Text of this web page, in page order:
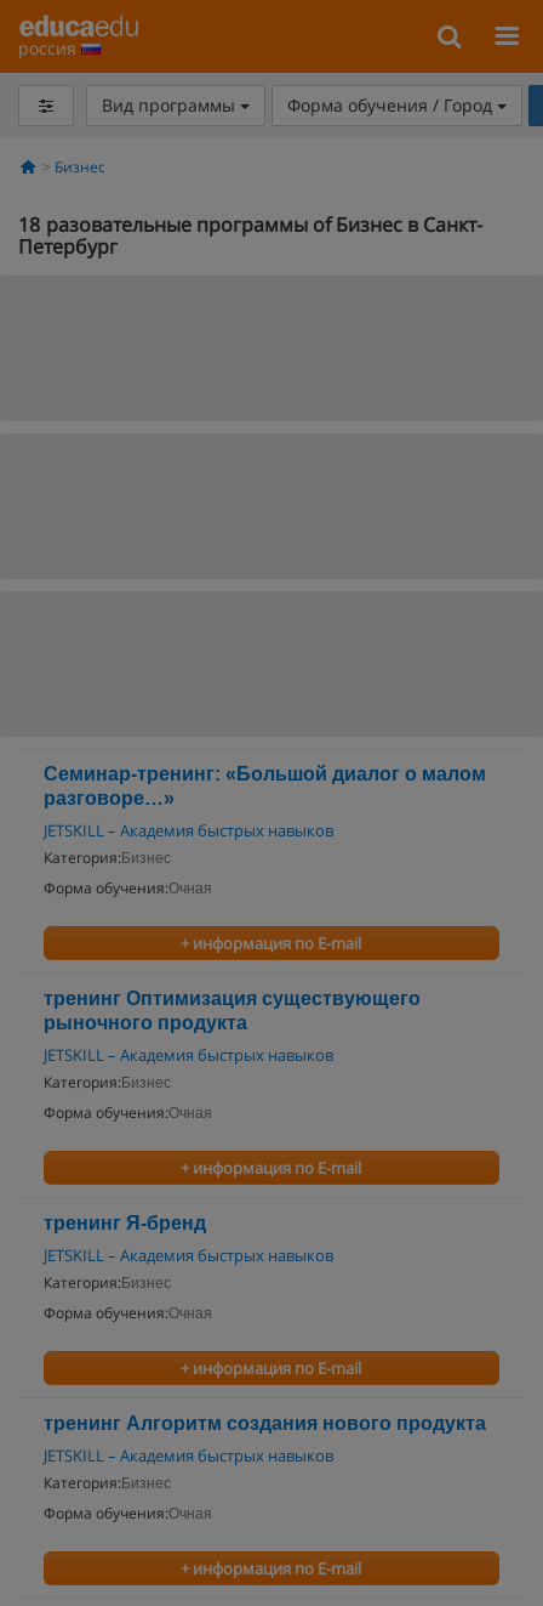
россия
Вид программы Форма обучения / Город
Бизнес
18 разовательные программы of Бизнес в Санкт-
Петербург
Семинар-тренинг: «Большой диалог о малом
разговоре…»
JETSKILL – Академия быстрых навыков
Категория: Бизнес
Форма обучения:Очная
+ информация по E-mail
тренинг Оптимизация существующего
рыночного продукта
JETSKILL – Академия быстрых навыков
Категория: Бизнес
Форма обучения:Очная
+ информация по E-mail
тренинг Я-бренд
JETSKILL – Академия быстрых навыков
Категория: Бизнес
Форма обучения:Очная
+ информация по E-mail
тренинг Алгоритм создания нового продукта
JETSKILL – Академия быстрых навыков
Категория: Бизнес
Форма обучения:Очная
+ информация по E-mail